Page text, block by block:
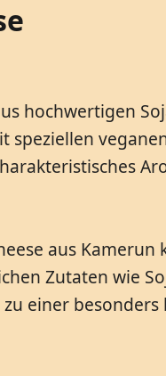
hochwertigen
speziellen
aus
Zutaten wie
einer